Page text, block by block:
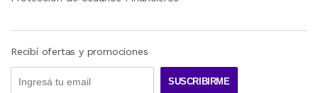
Recibí ofertas y promociones
SUSCRIBIRME